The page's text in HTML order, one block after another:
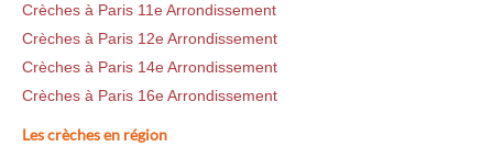
Crèches à Paris 11e Arrondissement
Crèches à Paris 12e Arrondissement
Crèches à Paris 14e Arrondissement
Crèches à Paris 16e Arrondissement
Les crèches en région